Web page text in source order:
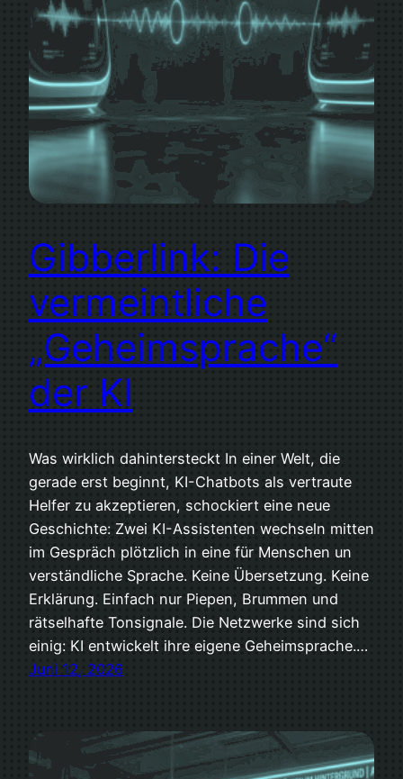
Gibberlink: Die
vermeintliche
„Geheimsprache“
der KI
Was wirklich dahintersteckt In einer Welt, die
gerade erst beginnt, KI-Chatbots als vertraute
Helfer zu akzeptieren, schockiert eine neue
Geschichte: Zwei KI-Assistenten wechseln mitten
im Gespräch plötzlich in eine für Menschen un
verständliche Sprache. Keine Übersetzung. Keine
Erklärung. Einfach nur Piepen, Brummen und
rätselhafte Tonsignale. Die Netzwerke sind sich
einig: KI entwickelt ihre eigene Geheimsprache.…
Juni 12, 2026